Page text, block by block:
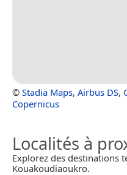
© Stadia Maps, Airbus DS,
Copernicus
Localités à
Explorez des destinations
Kouakoudiaoukro.